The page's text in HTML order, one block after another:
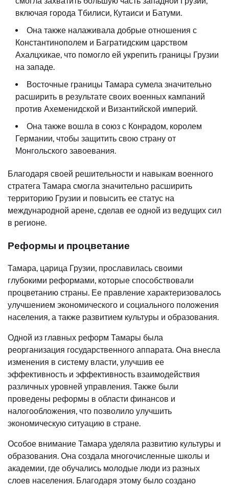
включая города Тбилиси, Кутаиси и Батуми.
Она также налаживала добрые отношения с
Константинополем и Багратидским царством
Ахалцхикае, что помогло ей укрепить границы Грузии
на западе.
Восточные границы Тамара сумела значительно
расширить в результате своих военных кампаний
против Ахеменидской и Византийской империй.
Она также вошла в союз с Конрадом, королем
Германии, чтобы защитить свою страну от
Монгольского завоевания.
Благодаря своей решительности и навыкам военного
стратега Тамара смогла значительно расширить
территорию Грузии и повысить ее статус на
международной арене, сделав ее одной из ведущих сил
в регионе.
Реформы и процветание
Тамара, царица Грузии, прославилась своими
глубокими реформами, которые способствовали
процветанию страны. Ее правление характеризовалось
улучшением экономического и социального положения
населения, а также развитием культуры и образования.
Одной из главных реформ Тамары была
реорганизация государственного аппарата. Она внесла
изменения в систему власти, улучшив ее
эффективность и эффективность взаимодействия
различных уровней управления. Также были
проведены реформы в области финансов и
налогообложения, что позволило улучшить
экономическую ситуацию в стране.
Особое внимание Тамара уделяла развитию культуры и
образования. Она создала многочисленные школы и
академии, где обучались молодые люди из разных
слоев населения. Благодаря этому было создано